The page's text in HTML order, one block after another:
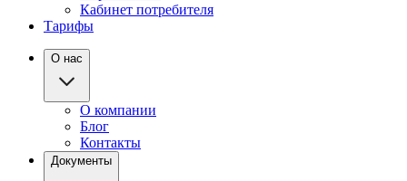
Кабинет потребителя
Тарифы
О нас
О компании
Блог
Контакты
Документы